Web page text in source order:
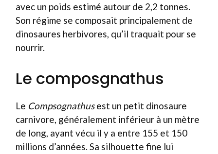
avec un poids estimé autour de 2,2 tonnes.
Son régime se composait principalement de
dinosaures herbivores, qu’il traquait pour se
nourrir.
Le composgnathus
Le Compsognathusest un petit dinosaure
carnivore, généralement inférieur à un mètre
de long, ayant vécu il y a entre 155 et 150
millions d’années. Sa silhouette fine lui